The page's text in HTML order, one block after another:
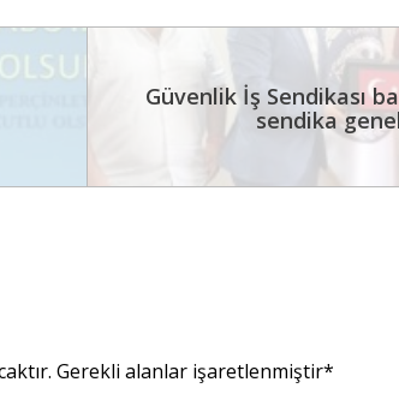
Güvenlik İş Sendikası
sendika
Gerekli alanlar işaretlenmiştir*